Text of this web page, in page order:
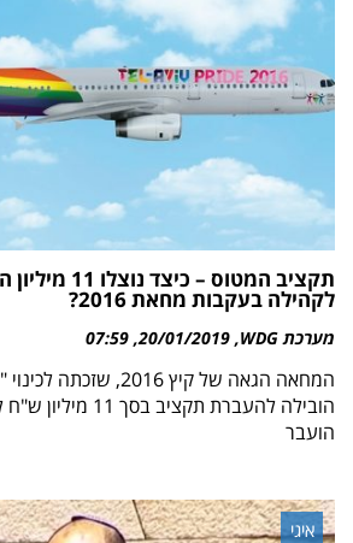
תקציב המטוס –
לקהילה בעקבות מחאת 2016?
מערכת WDG 20/01/2019
07:59
המחאה הגאה של קיץ 2016,
הובילה להעברת
הועבר
איגי